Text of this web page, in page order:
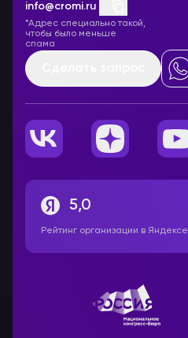
info@cromi.ru
*Адрес специально такой,
чтобы было меньше
спама
5,0
Рейтинг организации в Яндексе